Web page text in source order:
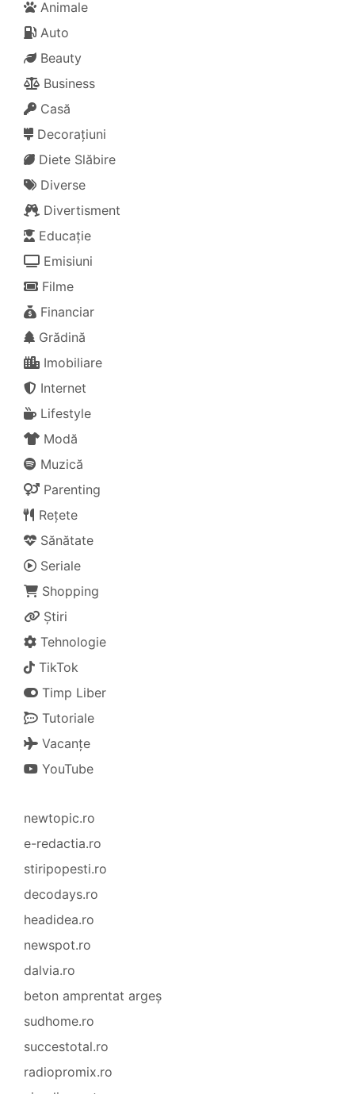
Animale
Auto
Beauty
Business
Casă
Decorațiuni
Diete Slăbire
Diverse
Divertisment
Educație
Emisiuni
Filme
Financiar
Grădină
Imobiliare
Internet
Lifestyle
Modă
Muzică
Parenting
Rețete
Sănătate
Seriale
Shopping
Știri
Tehnologie
TikTok
Timp Liber
Tutoriale
Vacanțe
YouTube
newtopic.ro
e-redactia.ro
stiripopesti.ro
decodays.ro
headidea.ro
newspot.ro
dalvia.ro
beton amprentat argeș
sudhome.ro
succestotal.ro
radiopromix.ro